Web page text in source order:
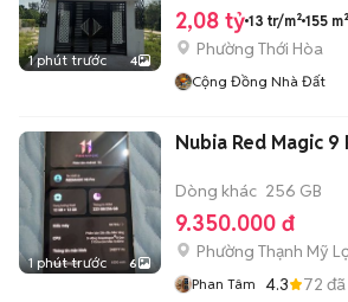
1 phút trước 4
2,08 tỷ 13 tr/m² 155 m²
Phường Thới Hòa
Cộng Đồng Nhà Đất
1 phút trước 6
Nubia Red Magic 9
Dòng khác 256 GB
9.350.000 đ
Phường Thạnh Mỹ
Phan Tâm 4.3 72